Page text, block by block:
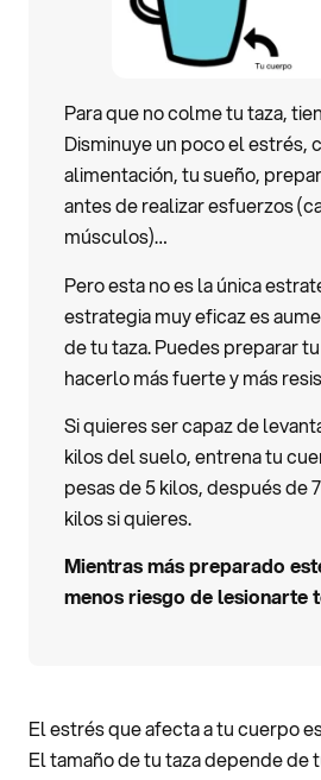
Para que no colme tu taza,
Disminuye un poco el estrés,
alimentación, tu sueño,
antes de realizar esfuerzos
músculos)…
Pero esta no es la única
estrategia muy eficaz es
de tu taza. Puedes preparar
hacerlo más fuerte y más
Si quieres ser capaz de
kilos del suelo, entrena tu
pesas de 5 kilos, después de
kilos si quieres.
Mientras más preparado
menos riesgo de lesionarte
El estrés que afecta a tu cuerpo
El tamaño de tu taza depende de